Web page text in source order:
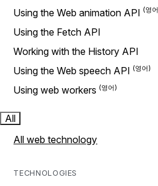
Using the Web animation API
Using the Fetch API
Working with the History API
Using the Web speech API
Using web workers
All
All web technology
TECHNOLOGIES